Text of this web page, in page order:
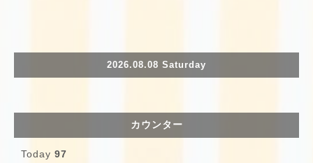
2026.08.08 Saturday
カウンター
Today 97